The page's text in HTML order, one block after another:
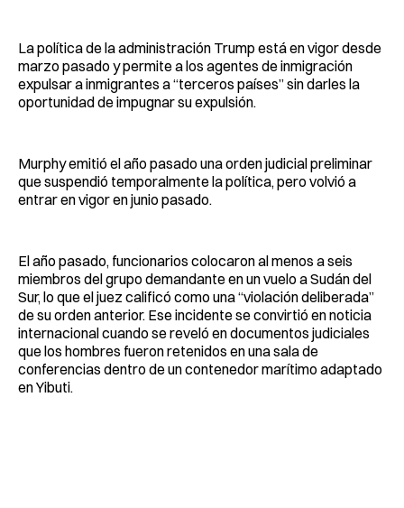
La política de la administración Trump está en vigor desde
marzo pasado y permite a los agentes de inmigración
expulsar a inmigrantes a “terceros países” sin darles la
oportunidad de impugnar su expulsión.
Murphy emitió el año pasado una orden judicial preliminar
que suspendió temporalmente la política, pero volvió a
entrar en vigor en junio pasado.
El año pasado, funcionarios colocaron al menos a seis
miembros del grupo demandante en un vuelo a Sudán del
Sur, lo que el juez calificó como una “violación deliberada”
de su orden anterior. Ese incidente se convirtió en noticia
internacional cuando se reveló en documentos judiciales
que los hombres fueron retenidos en una sala de
conferencias dentro de un contenedor marítimo adaptado
en Yibuti.